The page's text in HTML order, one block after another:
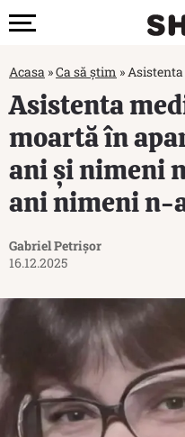
Acasa »Ca să știm »
Asistenta
moartă în
ani și nimeni
ani nimeni n-
Gabriel Petrișor
16.12.2025